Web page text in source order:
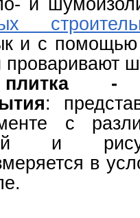
и с
проваривают
:
с
и
в